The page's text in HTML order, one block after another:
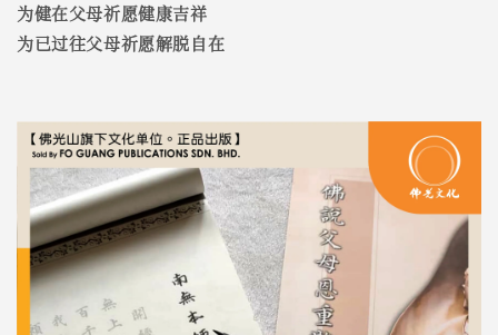
为健在父母祈愿健康吉祥
为已过往父母祈愿解脱自在